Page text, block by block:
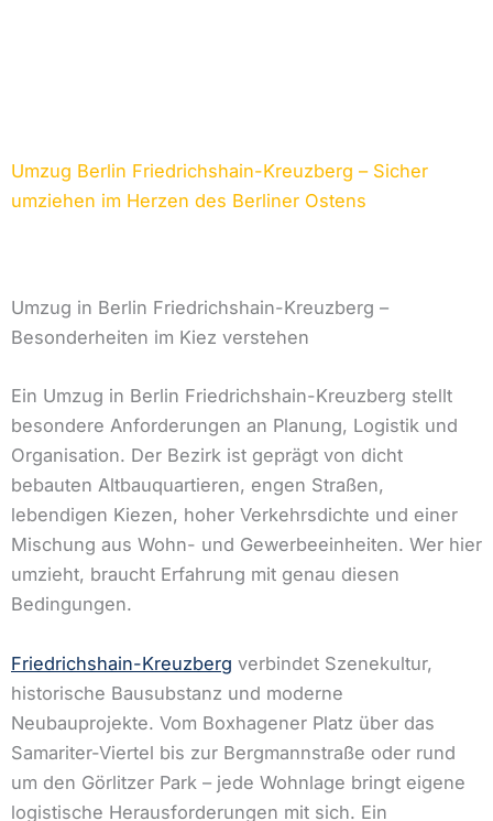
Umzug Berlin Friedrichshain-Kreuzberg – Sicher
umziehen im Herzen des Berliner Ostens
Umzug in Berlin Friedrichshain-Kreuzberg –
Besonderheiten im Kiez verstehen
Ein Umzug in Berlin Friedrichshain-Kreuzberg stellt
besondere Anforderungen an Planung, Logistik und
Organisation. Der Bezirk ist geprägt von dicht
bebauten Altbauquartieren, engen Straßen,
lebendigen Kiezen, hoher Verkehrsdichte und einer
Mischung aus Wohn- und Gewerbeeinheiten. Wer hier
umzieht, braucht Erfahrung mit genau diesen
Bedingungen.
Friedrichshain-Kreuzberg verbindet Szenekultur,
historische Bausubstanz und moderne
Neubauprojekte. Vom Boxhagener Platz über das
Samariter-Viertel bis zur Bergmannstraße oder rund
um den Görlitzer Park – jede Wohnlage bringt eigene
logistische Herausforderungen mit sich. Ein